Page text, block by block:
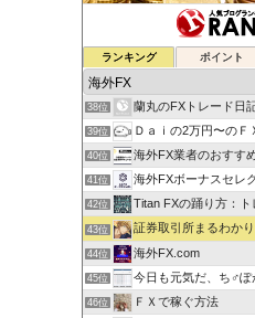
ランキング ポイント
36位 元FX業者による必勝
37位
38位 蘭丸のFXトレード日
39位 Ｄａｉの2万円〜のＦ
40位 海外FX業者のおすす
41位 海外FXボーナスセレ
42位 Titan FXの踊り方：
43位 証券取引所まるわか
44位 海外FX.com
45位 今日も元気だ、ち♂ぽ
46位 ＦＸで稼ぐ方法